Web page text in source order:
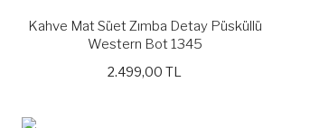
Kahve Mat Süet Zımba Detay Püsküllü
Western Bot 1345
2.499,00 TL